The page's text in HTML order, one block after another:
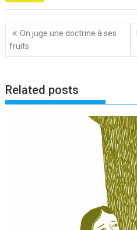
Navigation
de
l’article
On juge une doctrine à ses
fruits
Related posts